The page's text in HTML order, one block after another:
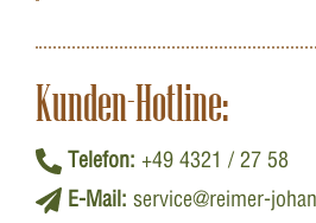
Kunden-Hotline:
Telefon: +49 4321 / 27 58
E-Mail: service@reimer-